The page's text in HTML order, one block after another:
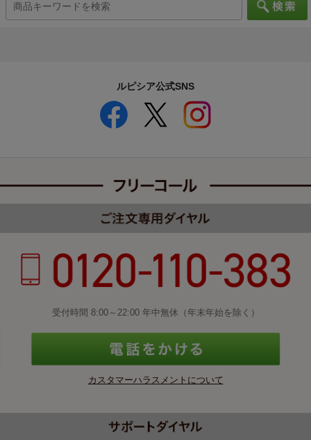
ルピシア公式SNS
受付時間 8:00～22:00 年中無休（年末年始を除く）
カスタマーハラスメントについて